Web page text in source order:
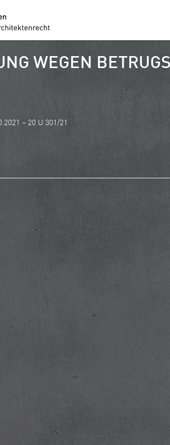
WEGEN
– 20 U 301/21